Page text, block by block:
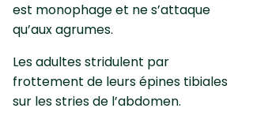
est monophage et ne s’attaque
qu’aux agrumes.
Les adultes stridulent par
frottement de leurs épines tibiales
sur les stries de l’abdomen.